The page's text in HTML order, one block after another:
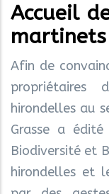
Accueil
Afin de
propriétaires
hirondelles au
Grasse a
Biodiversité et
hirondelles et